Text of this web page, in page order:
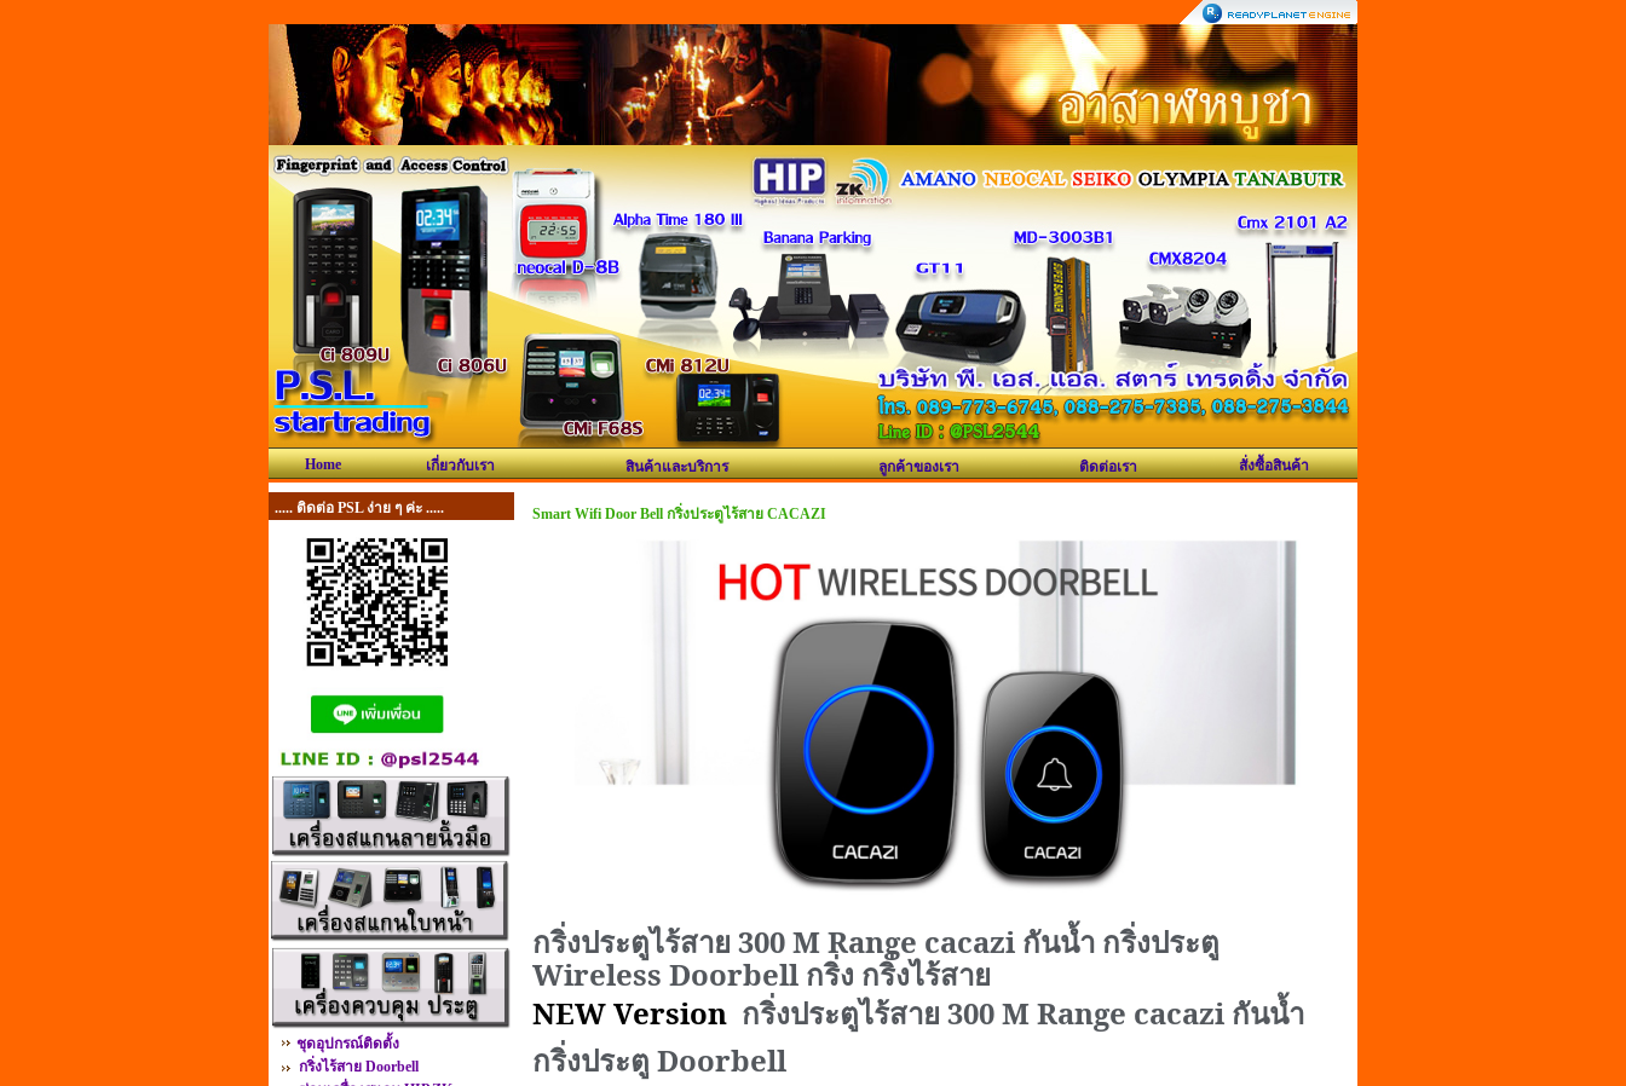
Home เกี่ยวกับเรา สินค้าและบริการ ลูกค้าของเรา ติดต่อเรา สั่งซื้อสินค้า
..... ติดต่อ PSL ง่าย ๆ ค่ะ .....
ชุดอุปกรณ์ติดตั้ง
กริ่งไร้สาย Doorbell
Smart Wifi Door Bell กริ่งประตูไร้สาย CACAZI
กริ่งประตูไร้สาย 300 M Range cacazi กันน้ำ กริ่งประตู
Wireless Doorbell กริ่ง กริ่งไร้สาย
NEW Version กริ่งประตูไร้สาย 300 M Range cacazi กันน้ำ
กริ่งประตู Doorbell